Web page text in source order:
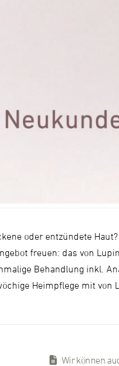
oder entzündete
freuen: das von
Behandlung inkl.
Heimpflege mit von
Wir können